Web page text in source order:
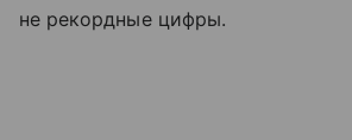
не рекордные цифры.